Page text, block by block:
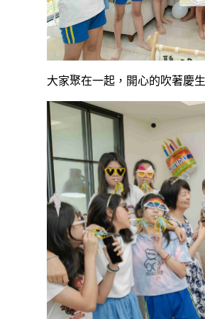
大家聚在一起，開心的吹著慶